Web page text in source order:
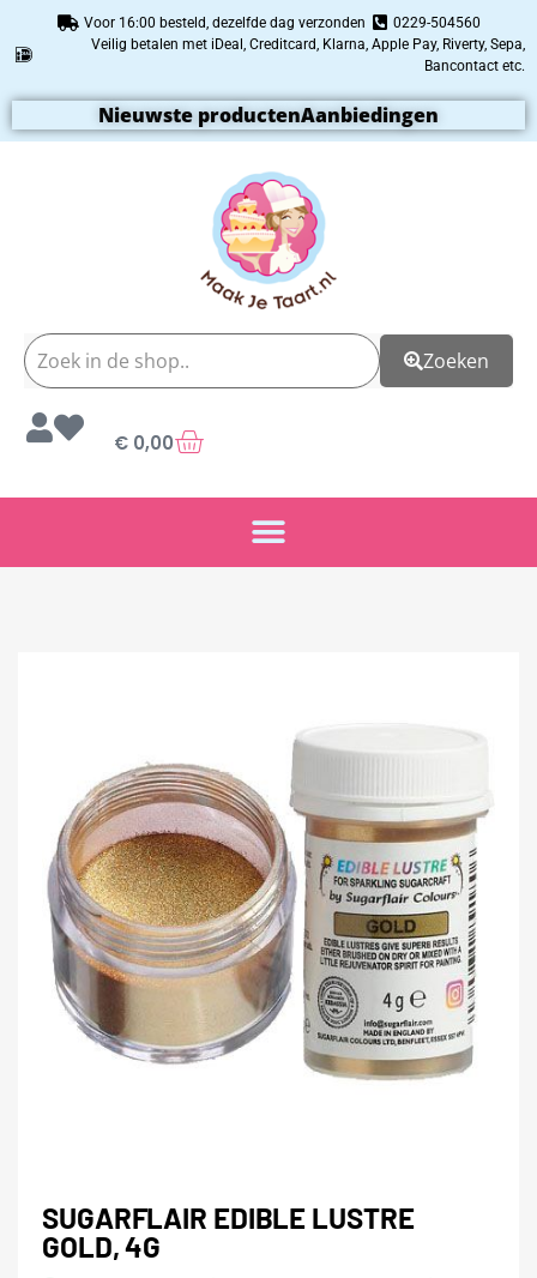
Voor 16:00 besteld, dezelfde dag verzonden
0229-504560
Veilig betalen met iDeal, Creditcard, Klarna, Apple Pay, Riverty, Sepa,
Bancontact etc.
Nieuwste productenAanbiedingen
Zoeken
€ 0,00
SUGARFLAIR EDIBLE LUSTRE
GOLD, 4G